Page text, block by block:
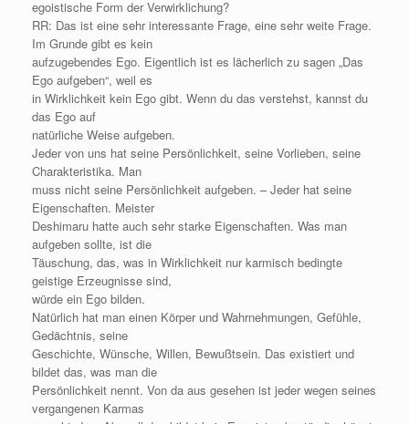
egoistische Form der Verwirklichung?
RR: Das ist eine sehr interessante Frage, eine sehr weite Frage.
Im Grunde gibt es kein
aufzugebendes Ego. Eigentlich ist es lächerlich zu sagen „Das
Ego aufgeben“, weil es
in Wirklichkeit kein Ego gibt. Wenn du das verstehst, kannst du
das Ego auf
natürliche Weise aufgeben.
Jeder von uns hat seine Persönlichkeit, seine Vorlieben, seine
Charakteristika. Man
muss nicht seine Persönlichkeit aufgeben. – Jeder hat seine
Eigenschaften. Meister
Deshimaru hatte auch sehr starke Eigenschaften. Was man
aufgeben sollte, ist die
Täuschung, das, was in Wirklichkeit nur karmisch bedingte
geistige Erzeugnisse sind,
würde ein Ego bilden.
Natürlich hat man einen Körper und Wahrnehmungen, Gefühle,
Gedächtnis, seine
Geschichte, Wünsche, Willen, Bewußtsein. Das existiert und
bildet das, was man die
Persönlichkeit nennt. Von da aus gesehen ist jeder wegen seines
vergangenen Karmas